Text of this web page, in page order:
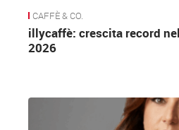
CAFFÈ & CO.
illycaffè: crescita record
2026